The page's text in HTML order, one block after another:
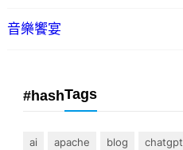
音樂饗宴
#hashTags
ai apache blog chatgpt